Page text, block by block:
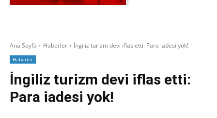
Ana Sayfa Haberler İngiliz turizm devi iflas etti: Para iadesi yok!
Haberler
İngiliz turizm devi iflas etti:
Para iadesi yok!